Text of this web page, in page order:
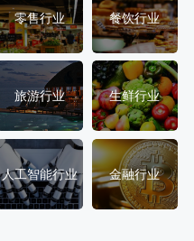
零售行业 餐饮行业
旅游行业 生鲜行业
人工智能行业 金融行业